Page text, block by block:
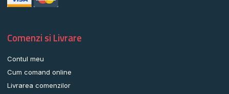
Comenzi si Livrare
Contul meu
Cum comand online
Livrarea comenzilor